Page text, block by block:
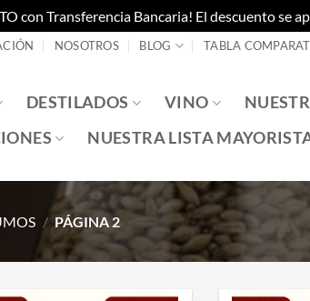
con Transferencia Bancaria! El descuento se
NOSOTROS BLOG TABLA
DESTILADOS VINO
NUESTRA LISTA
/ PÁGINA 2